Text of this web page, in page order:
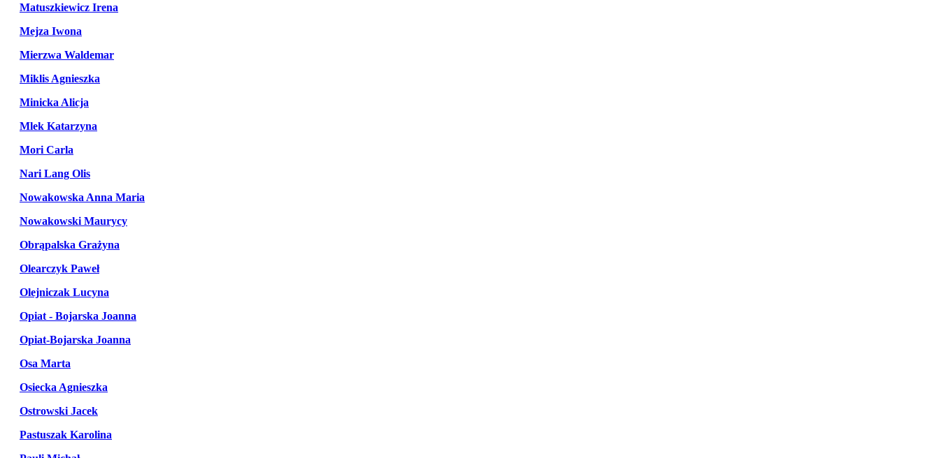
Matuszkiewicz Irena
Mejza Iwona
Mierzwa Waldemar
Miklis Agnieszka
Minicka Alicja
Mlek Katarzyna
Mori Carla
Nari Lang Olis
Nowakowska Anna Maria
Nowakowski Maurycy
Obrąpalska Grażyna
Olearczyk Paweł
Olejniczak Lucyna
Opiat - Bojarska Joanna
Opiat-Bojarska Joanna
Osa Marta
Osiecka Agnieszka
Ostrowski Jacek
Pastuszak Karolina